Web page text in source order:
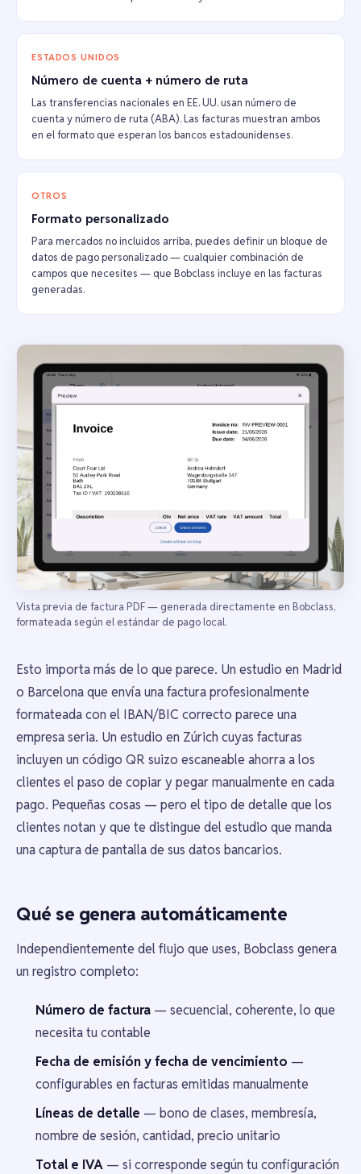
ESTADOS UNIDOS
Número de cuenta + número de ruta
Las transferencias nacionales en EE. UU. usan número de
cuenta y número de ruta (ABA). Las facturas muestran ambos
en el formato que esperan los bancos estadounidenses.
OTROS
Formato personalizado
Para mercados no incluidos arriba, puedes definir un bloque de
datos de pago personalizado — cualquier combinación de
campos que necesites — que Bobclass incluye en las facturas
generadas.
Vista previa de factura PDF — generada directamente en Bobclass,
formateada según el estándar de pago local.
Esto importa más de lo que parece. Un estudio en Madrid
o Barcelona que envía una factura profesionalmente
formateada con el IBAN/BIC correcto parece una
empresa seria. Un estudio en Zúrich cuyas facturas
incluyen un código QR suizo escaneable ahorra a los
clientes el paso de copiar y pegar manualmente en cada
pago. Pequeñas cosas — pero el tipo de detalle que los
clientes notan y que te distingue del estudio que manda
una captura de pantalla de sus datos bancarios.
Qué se genera automáticamente
Independientemente del flujo que uses, Bobclass genera
un registro completo:
Número de factura — secuencial, coherente, lo que
necesita tu contable
Fecha de emisión y fecha de vencimiento —
configurables en facturas emitidas manualmente
Líneas de detalle — bono de clases, membresía,
nombre de sesión, cantidad, precio unitario
Total e IVA — si corresponde según tu configuración